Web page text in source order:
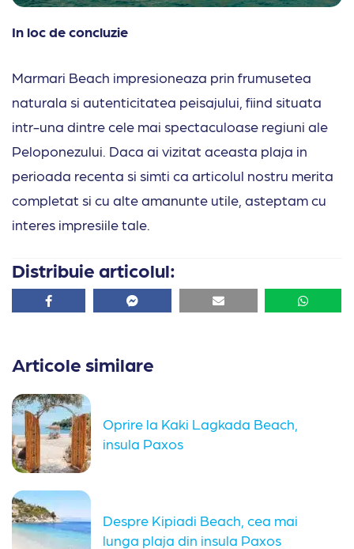
In loc de concluzie
Marmari Beach impresioneaza prin frumusetea
naturala si autenticitatea peisajului, fiind situata
intr-una dintre cele mai spectaculoase regiuni ale
Peloponezului. Daca ai vizitat aceasta plaja in
perioada recenta si simti ca articolul nostru merita
completat si cu alte amanunte utile, asteptam cu
interes impresiile tale.
Distribuie articolul:
Facebook Facebook Email
Articole similare
Oprire la Kaki Lagkada Beach,
insula Paxos
Despre Kipiadi Beach, cea mai
lunga plaja din insula Paxos